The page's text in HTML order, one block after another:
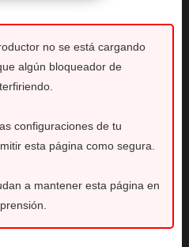
no se está cargando
algún bloqueador de
configuraciones de tu
esta página como segura.
a mantener esta página en